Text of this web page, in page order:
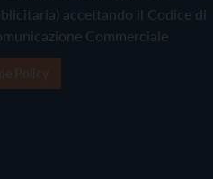
accettando il Codice di
Commerciale